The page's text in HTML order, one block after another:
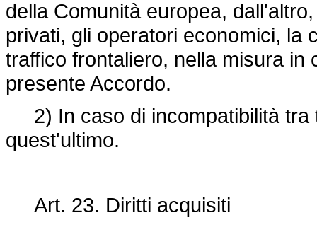
della Comunità europea,
privati, gli operatori economici, la
traffico frontaliero, nella misura in
presente Accordo.
2) In caso di incompatibilità tra
quest'ultimo.
Art. 23. Diritti acquisiti